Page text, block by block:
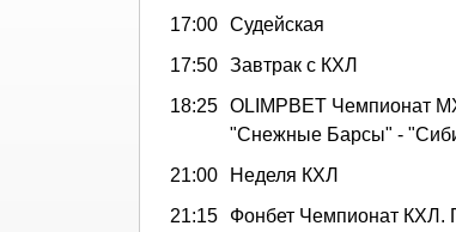
17:00 Судейская
17:50 Завтрак с КХЛ
18:25 OLIMPBET Чемпионат
"Снежные Барсы" -
21:00
Неделя КХЛ
21:15
Фонбет Чемпионат КХЛ.